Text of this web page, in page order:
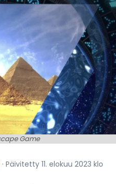
Game
· Päivitetty 11. elokuu 2023 klo